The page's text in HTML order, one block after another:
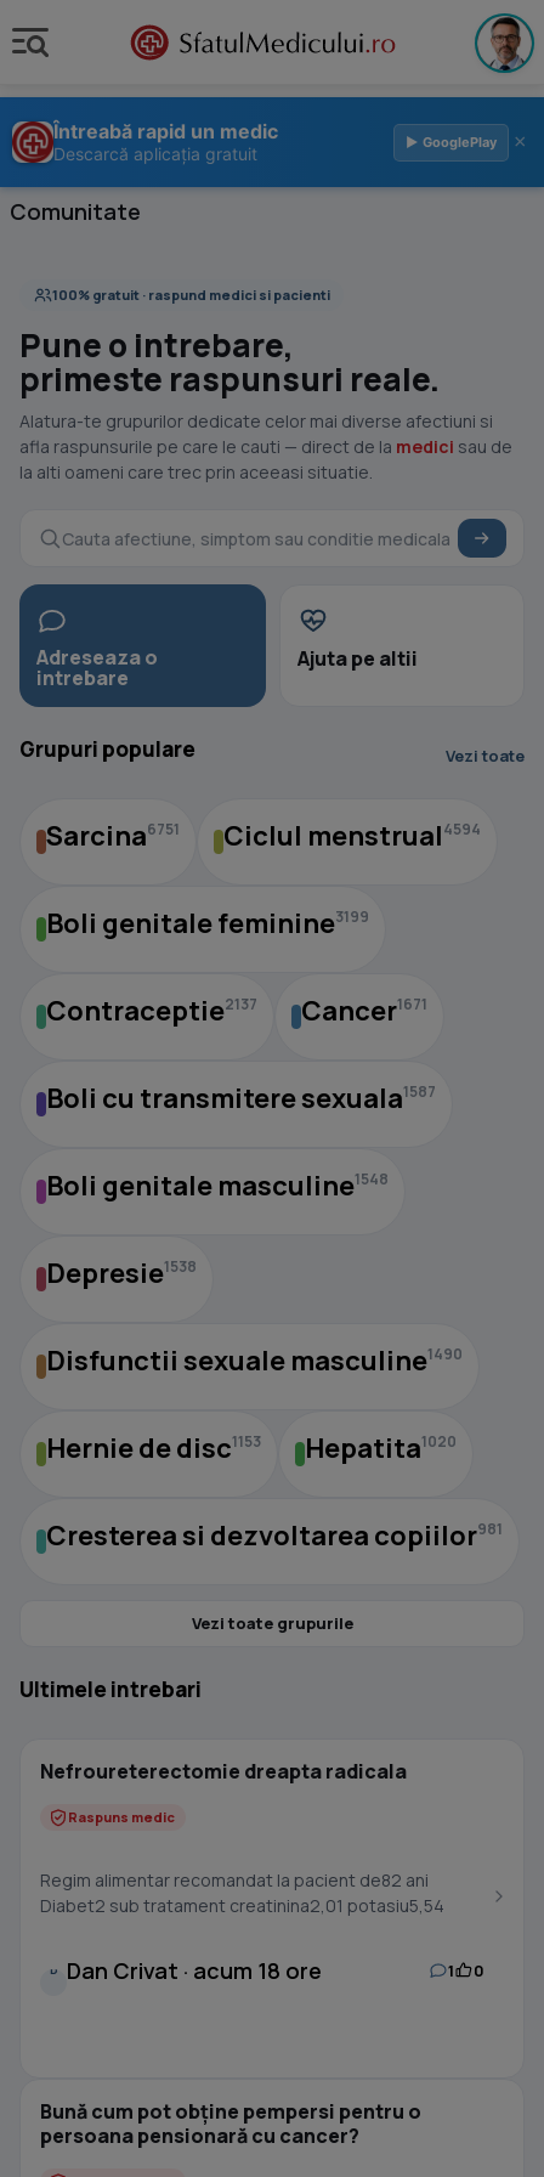
Întreabă rapid un medic
Descarcă aplicația gratuit
▶ GooglePlay ×
Comunitate
100% gratuit · raspund medici si pacienti
Pune o intrebare,
primeste raspunsuri reale.
Alatura-te grupurilor dedicate celor mai diverse afectiuni si
afla raspunsurile pe care le cauti — direct de la medici sau de
la alti oameni care trec prin aceeasi situatie.
Adreseaza o
intrebare
Ajuta pe altii
Grupuri populare Vezi toate
Sarcina6751 Ciclul menstrual4594
Boli genitale feminine3199
Contraceptie2137 Cancer1671
Boli cu transmitere sexuala1587
Boli genitale masculine1548
Depresie1538
Disfunctii sexuale masculine1490
Hernie de disc1153 Hepatita1020
Cresterea si dezvoltarea copiilor981
Vezi toate grupurile
Ultimele intrebari
Nefroureterectomie dreapta radicala
Raspuns medic
Regim alimentar recomandat la pacient de82 ani
Diabet2 sub tratament creatinina2,01 potasiu5,54
D Dan Crivat · acum 18 ore 1 0
Bună cum pot obține pempersi pentru o
persoana pensionară cu cancer?